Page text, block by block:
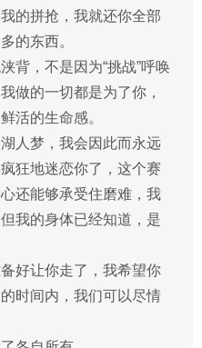
的拼抢，我就还你全部
的东西。
背，不是因为“挑战”呼唤
做的一切都是为了你，
活的生命感。
人梦，我会因此而永远
狂地迷恋你了，这个赛
还能够承受住磨难，我
我的身体已经知道，是
好让你走了，我希望你
时间内，我们可以尽情